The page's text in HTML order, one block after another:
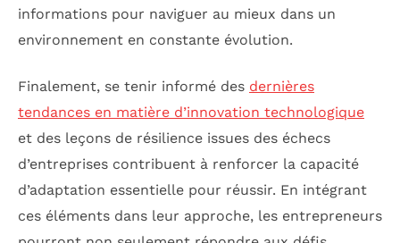
informations pour naviguer au mieux dans un
environnement en constante évolution.
Finalement, se tenir informé des dernières
tendances en matière d’innovation technologique
et des leçons de résilience issues des échecs
d’entreprises contribuent à renforcer la capacité
d’adaptation essentielle pour réussir. En intégrant
ces éléments dans leur approche, les entrepreneurs